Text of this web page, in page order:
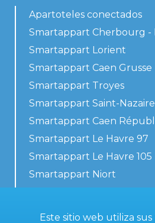
Apartoteles conectados
Smartappart Cherbourg -
Smartappart Lorient
Smartappart Caen Grusse
Smartappart Troyes
Smartappart Saint-Nazaire
Smartappart Caen
Smartappart Le Havre 97
Smartappart Le Havre 105
Smartappart Niort
Este sitio web utiliza